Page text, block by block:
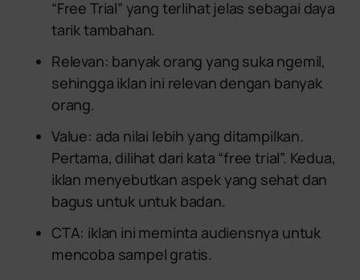
“Free Trial” yang terlihat jelas sebagai daya
tarik tambahan.
Relevan: banyak orang yang suka ngemil,
sehingga iklan ini relevan dengan banyak
orang.
Value: ada nilai lebih yang ditampilkan.
Pertama, dilihat dari kata “free trial”. Kedua,
iklan menyebutkan aspek yang sehat dan
bagus untuk untuk badan.
CTA: iklan ini meminta audiensnya untuk
mencoba sampel gratis.